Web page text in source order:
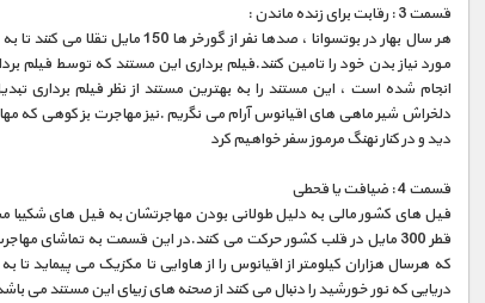
قسمت 3 : رقابت برای زنده ماندن :
هر سال بهار در بوتسوانا ، صدها نفر از
انجام شده است ، این مستند را به بهترین مستند از نظر فیلم برداری
دلخراش شیر ماهی های اقیانوس آرام می نگریم .نیز مهاجرت بز کوهی که
دید و در کنار نهنگ مرموز سفر خواهیم کرد
قسمت 4 : ضیافت یا قحطی
فیل های کشور مالی به دلیل طولانی بودن مهاجرتشان به فیل های شکیبا
قطر 300 مایل در قلب کشور حرکت می کنند.در این قسمت به تماشای
که هرسال هزاران کیلومتر از اقیانوس را از هاوایی تا مکزیک می پیماید
دریایی که نور خورشید را دنبال می کنند از صحنه های زیبای این مستند می